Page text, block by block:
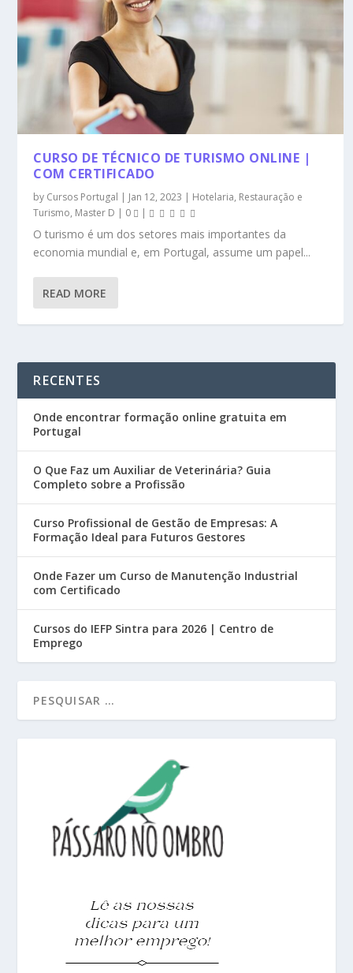
CURSO DE TÉCNICO DE TURISMO ONLINE |
COM CERTIFICADO
by Cursos Portugal | Jan 12, 2023 | Hotelaria, Restauração e
Turismo, Master D | 0 |
O turismo é um dos setores mais importantes da
economia mundial e, em Portugal, assume um papel...
READ MORE
RECENTES
Onde encontrar formação online gratuita em
Portugal
O Que Faz um Auxiliar de Veterinária? Guia
Completo sobre a Profissão
Curso Profissional de Gestão de Empresas: A
Formação Ideal para Futuros Gestores
Onde Fazer um Curso de Manutenção Industrial
com Certificado
Cursos do IEFP Sintra para 2026 | Centro de
Emprego